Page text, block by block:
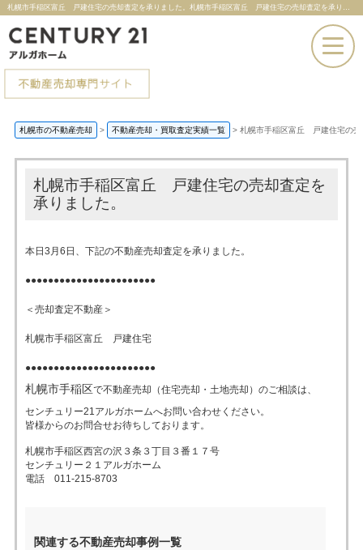
札幌市手稲区富丘 戸建住宅の売却査定を承りました。札幌市手稲区富丘 戸建住宅の売却査定を承りました。 |札幌市の不動産売却ならセンチュリー21アルガホーム
早く
売りたい
高く
売りたい
秘密に
来店予約
札幌市の不動産売却 > 不動産売却・買取査定実績一覧 > 札幌市手稲区富丘 戸建住宅の売
札幌市手稲区富丘 戸建住宅の売却査定を
承りました。
本日3月6日、下記の不動産売却査定を承りました。
●●●●●●●●●●●●●●●●●●●●●●●
＜売却査定不動産＞
札幌市手稲区富丘 戸建住宅
●●●●●●●●●●●●●●●●●●●●●●●
札幌市手稲区で不動産売却（住宅売却・土地売却）のご相談は、
センチュリー21アルガホームへお問い合わせください。
皆様からのお問合せお待ちしております。
札幌市手稲区西宮の沢３条３丁目３番１７号
センチュリー２１アルガホーム
電話 011-215-8703
関連する不動産売却事例一覧